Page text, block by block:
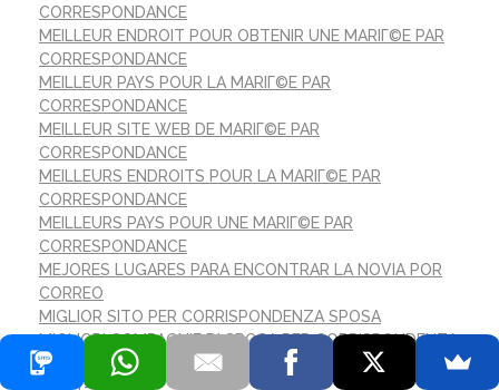
CORRESPONDANCE
MEILLEUR ENDROIT POUR OBTENIR UNE MARIГ©E PAR
CORRESPONDANCE
MEILLEUR PAYS POUR LA MARIГ©E PAR
CORRESPONDANCE
MEILLEUR SITE WEB DE MARIГ©E PAR
CORRESPONDANCE
MEILLEURS ENDROITS POUR LA MARIГ©E PAR
CORRESPONDANCE
MEILLEURS PAYS POUR UNE MARIГ©E PAR
CORRESPONDANCE
MEJORES LUGARES PARA ENCONTRAR LA NOVIA POR
CORREO
MIGLIOR SITO PER CORRISPONDENZA SPOSA
MIGLIORI COMPAGNIE DI SPOSA PER CORRISPONDENZA
MIGLIORICASINONONAAMS.COM